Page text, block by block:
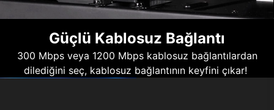
Güçlü Kablosuz Bağlantı
300 Mbps veya 1200 Mbps kablosuz bağlantılardan
dilediğini seç, kablosuz bağlantının keyfini çıkar!